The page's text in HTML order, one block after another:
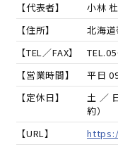
【代表者】 小林
【住所】
北海
【TEL／FAX】
TEL.
【営業時間】
平日
【定休日】
土 ／
約）
【URL】